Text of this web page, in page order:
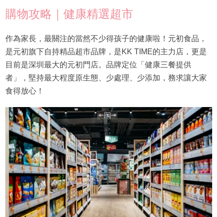
購物攻略｜健康精選超市
作為家長，最關注的當然不少得孩子的健康啦！元初食品，
是元初旗下自持精品超市品牌，是KK TIME的主力店，更是
目前是深圳最大的元初門店。品牌定位「健康三餐提供
者」，堅持最大程度原生態、少處理、少添加，務求讓大家
食得放心！